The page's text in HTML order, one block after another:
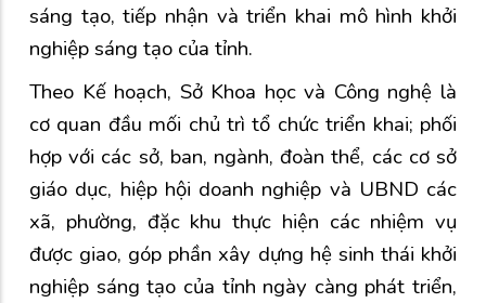
sáng tạo, tiếp nhận và triển khai mô hình khởi
nghiệp sáng tạo của tỉnh.
Theo Kế hoạch, Sở Khoa học và Công nghệ là
cơ quan đầu mối chủ trì tổ chức triển khai; phối
hợp với các sở, ban, ngành, đoàn thể, các cơ sở
giáo dục, hiệp hội doanh nghiệp và UBND các
xã, phường, đặc khu thực hiện các nhiệm vụ
được giao, góp phần xây dựng hệ sinh thái khởi
nghiệp sáng tạo của tỉnh ngày càng phát triển,